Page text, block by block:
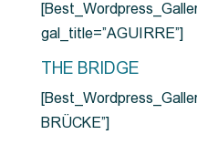
gal_title=”AGUIRRE”]
THE BRIDGE
BRÜCKE”]